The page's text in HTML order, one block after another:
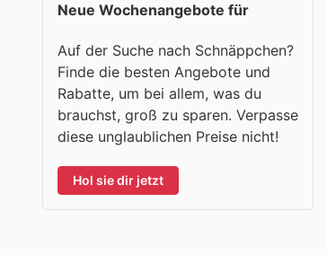
Neue Wochenangebote für
Auf der Suche nach Schnäppchen?
Finde die besten Angebote und
Rabatte, um bei allem, was du
brauchst, groß zu sparen. Verpasse
diese unglaublichen Preise nicht!
Hol sie dir jetzt